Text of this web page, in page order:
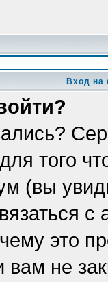
Вход на
того
(вы
это
вам не